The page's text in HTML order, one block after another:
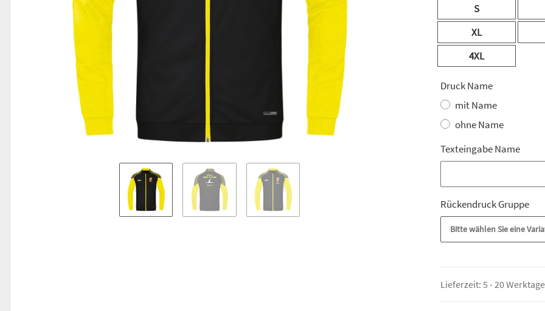
S
XL
4XL
Druck Name
mit Name
ohne Name
Texteingabe Name
Rückendruck Gruppe
Bitte wählen Sie eine
Lieferzeit: 5 - 20 Werktage